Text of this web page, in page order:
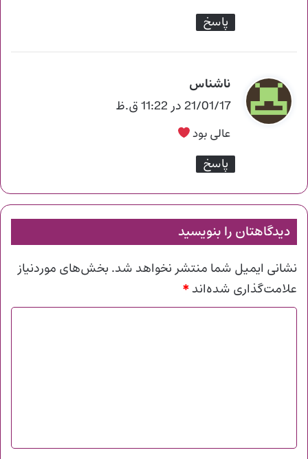
پاسخ
ناشناس
ف
ت
21/01/17 در 11:22 ق.ظ
عالی بود
پاسخ
دیدگاهتان را بنویسید
نشانی ایمیل شما منتشر نخواهد شد. بخش‌های موردنیاز
علامت‌گذاری شده‌اند*
*